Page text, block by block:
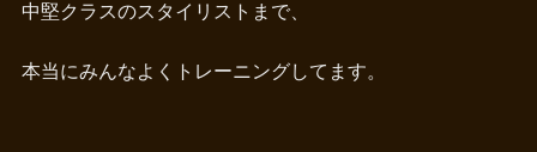
中堅クラスのスタイリストまで、
本当にみんなよくトレーニングしてます。